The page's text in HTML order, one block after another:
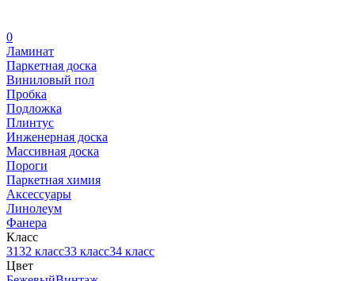
0
Ламинат
Паркетная доска
Виниловый пол
Пробка
Подложка
Плинтус
Инженерная доска
Массивная доска
Пороги
Паркетная химия
Аксессуары
Линолеум
Фанера
Класс
3132 класс33 класс34 класс
Цвет